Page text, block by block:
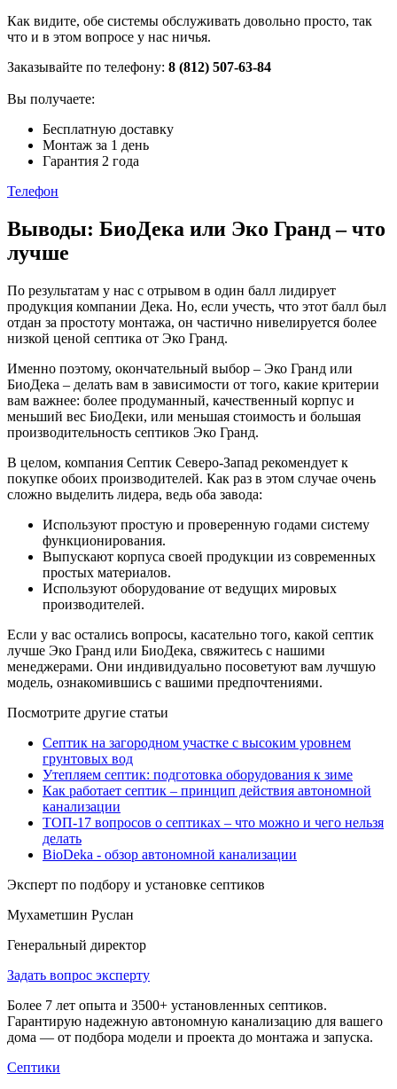
Как видите, обе системы обслуживать довольно просто, так
что и в этом вопросе у нас ничья.
Заказывайте по телефону: 8 (812) 507-63-84
Вы получаете:
Бесплатную доставку
Монтаж за 1 день
Гарантия 2 года
Телефон
Выводы: БиоДека или Эко Гранд – что
лучше
По результатам у нас с отрывом в один балл лидирует
продукция компании Дека. Но, если учесть, что этот балл был
отдан за простоту монтажа, он частично нивелируется более
низкой ценой септика от Эко Гранд.
Именно поэтому, окончательный выбор – Эко Гранд или
БиоДека – делать вам в зависимости от того, какие критерии
вам важнее: более продуманный, качественный корпус и
меньший вес БиоДеки, или меньшая стоимость и большая
производительность септиков Эко Гранд.
В целом, компания Септик Северо-Запад рекомендует к
покупке обоих производителей. Как раз в этом случае очень
сложно выделить лидера, ведь оба завода:
Используют простую и проверенную годами систему
функционирования.
Выпускают корпуса своей продукции из современных
простых материалов.
Используют оборудование от ведущих мировых
производителей.
Если у вас остались вопросы, касательно того, какой септик
лучше Эко Гранд или БиоДека, свяжитесь с нашими
менеджерами. Они индивидуально посоветуют вам лучшую
модель, ознакомившись с вашими предпочтениями.
Посмотрите другие статьи
Септик на загородном участке с высоким уровнем
грунтовых вод
Утепляем септик: подготовка оборудования к зиме
Как работает септик – принцип действия автономной
канализации
ТОП-17 вопросов о септиках – что можно и чего нельзя
делать
BioDeka - обзор автономной канализации
Эксперт по подбору и установке септиков
Мухаметшин Руслан
Генеральный директор
Задать вопрос эксперту
Более 7 лет опыта и 3500+ установленных септиков.
Гарантирую надежную автономную канализацию для вашего
дома — от подбора модели и проекта до монтажа и запуска.
Септики